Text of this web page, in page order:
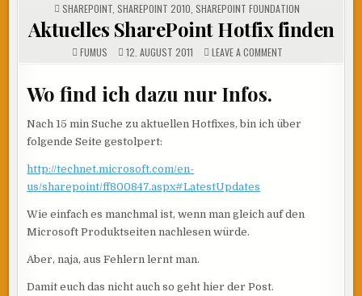
POSTED
IN
SHAREPOINT SHAREPOINT 2010 SHAREPOINT FOUNDATION
Aktuelles SharePoint Hotfix finden
FUMUS 12. AUGUST 2011 LEAVE A COMMENTON
Wo find ich dazu nur Infos.
Nach 15 min Suche zu aktuellen Hotfixes, bin ich über
folgende Seite gestolpert:
http://technet.microsoft.com/en-
us/sharepoint/ff800847.aspx#LatestUpdates
Wie einfach es manchmal ist, wenn man gleich auf den
Microsoft Produktseiten nachlesen würde.
Aber, naja, aus Fehlern lernt man.
Damit euch das nicht auch so geht hier der Post.